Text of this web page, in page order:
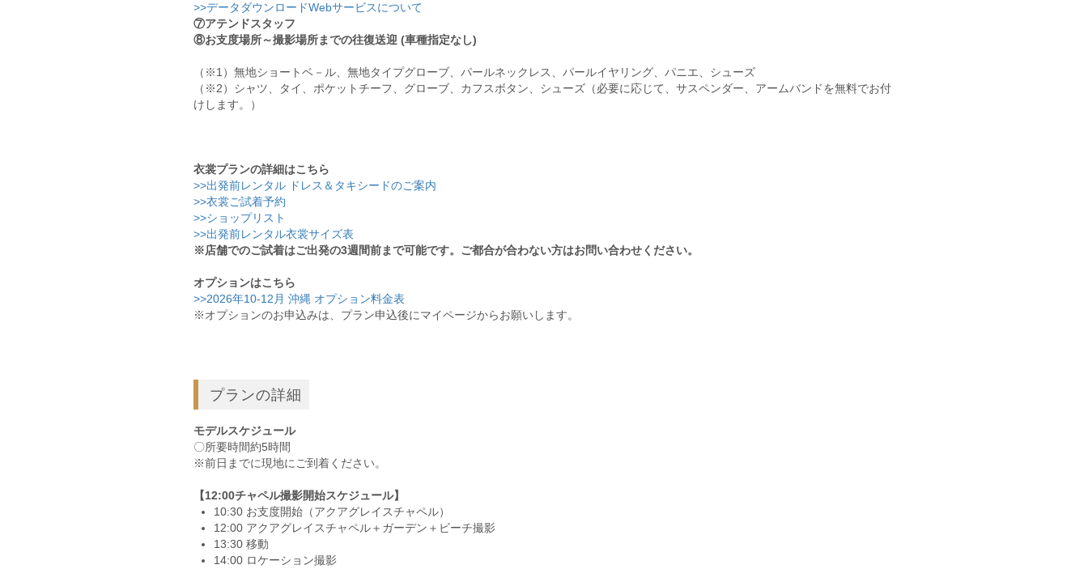
>>データダウンロードWebサービスについて
⑦アテンドスタッフ
⑧お支度場所～撮影場所までの往復送迎 (車種指定なし)
（※1）無地ショートベ－ル、無地タイプグローブ、パールネックレス、パールイヤリング、パニエ、シューズ
（※2）シャツ、タイ、ポケットチーフ、グローブ、カフスボタン、シューズ（必要に応じて、サスペンダー、アームバンドを無料でお付
けします。）
衣裳プランの詳細はこちら
>>出発前レンタル ドレス＆タキシードのご案内
>>衣裳ご試着予約
>>ショップリスト
>>出発前レンタル衣裳サイズ表
※店舗でのご試着はご出発の3週間前まで可能です。ご都合が合わない方はお問い合わせください。
オプションはこちら
>>2026年10-12月 沖縄 オプション料金表
※オプションのお申込みは、プラン申込後にマイページからお願いします。
プランの詳細
モデルスケジュール
〇所要時間約5時間
※前日までに現地にご到着ください。
【12:00チャペル撮影開始スケジュール】
10:30 お支度開始（アクアグレイスチャペル）
12:00 アクアグレイスチャペル＋ガーデン＋ビーチ撮影
13:30 移動
14:00 ロケーション撮影